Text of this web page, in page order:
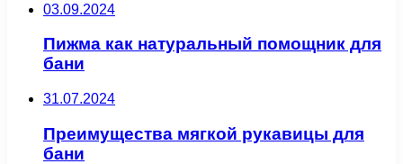
03.09.2024
Пижма как натуральный помощник для
бани
31.07.2024
Преимущества мягкой рукавицы для
бани